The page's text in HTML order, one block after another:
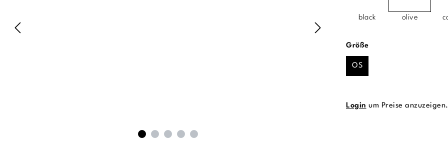
black olive
Größeauswählen
OS
Login um Preise anzuzeigen.